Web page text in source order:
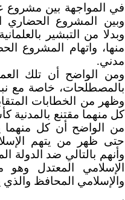
في المواجهة بين مشروع
وبين المشروع الحضاري
وبدلا من التبشير
منها، واتهام المشروع
مدني.
ومن الواضح أن تلك
بالمصطلحات، خاصة مع
وظهر من الخطابات
كل منهما مقتنع بالمدنية
من الواضح أن كل منهما
حتى ظهر من يتهم
وأنهم بالتالي ضد
الإسلامي المعتدل وهو
والإسلامي المحافظ والذي